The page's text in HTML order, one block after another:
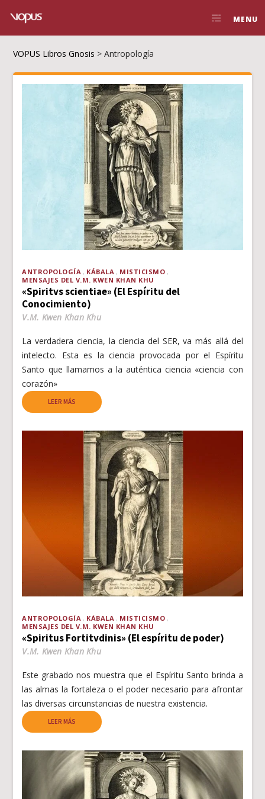
MENU
VOPUS Libros Gnosis >Antropología
ANTROPOLOGÍA KÁBALA
MISTICISMO
MENSAJES DEL V.M. KWEN KHAN KHU
«Spiritvs scientiae» (El Espíritu del
Conocimiento)
V.M. Kwen Khan Khu
La verdadera ciencia, la ciencia del SER, va más allá del
intelecto. Esta es la ciencia provocada por el Espíritu
Santo que llamamos a la auténtica ciencia «ciencia con
corazón»
LEER MÁS
ANTROPOLOGÍA KÁBALA
MISTICISMO
MENSAJES DEL V.M. KWEN KHAN KHU
«Spiritus Fortitvdinis» (El espíritu de poder)
V.M. Kwen Khan Khu
Este grabado nos muestra que el Espíritu Santo brinda a
las almas la fortaleza o el poder necesario para afrontar
las diversas circunstancias de nuestra existencia.
LEER MÁS